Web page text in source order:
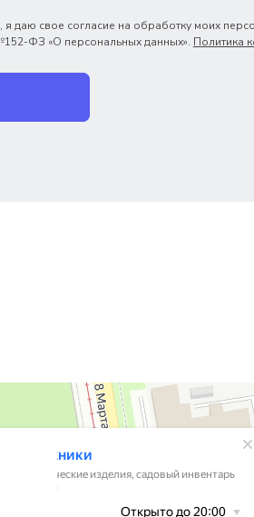
я даю свое согласие на обработку моих
ФЗ «О персональных данных». Политика